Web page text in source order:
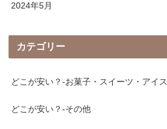
2024年5月
カテゴリー
どこが安い？-お菓子・スイーツ・アイス
どこが安い？-その他